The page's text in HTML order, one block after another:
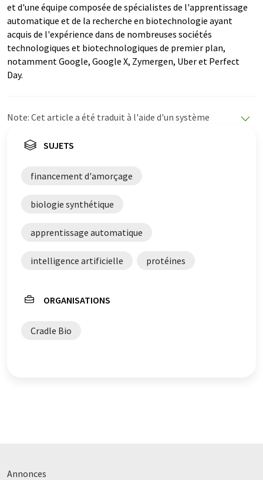
et d'une équipe composée de spécialistes de l'apprentissage
automatique et de la recherche en biotechnologie ayant
acquis de l'expérience dans de nombreuses sociétés
technologiques et biotechnologiques de premier plan,
notamment Google, Google X, Zymergen, Uber et Perfect
Day.
Note: Cet article a été traduit à l'aide d'un système
propose ces traductions automatiques pour présenter
été traduit avec traduction automatique, il est possible
qu'il contienne des erreurs de vocabulaire, de syntaxe ou
de grammaire. L'article original dans Anglais peut être
trouvéici.
SUJETS
financement d'amorçage
biologie synthétique
apprentissage automatique
intelligence artificielle protéines
ORGANISATIONS
Cradle Bio
Annonces